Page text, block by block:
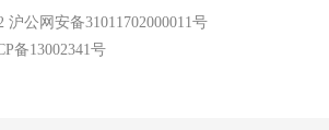
沪公网安备31011702000011号
备13002341号